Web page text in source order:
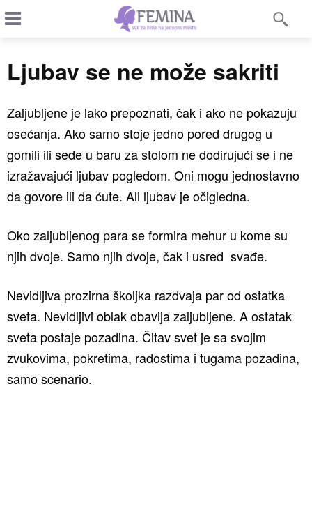
Ljubav se ne može sakriti
Zaljubljene je lako prepoznati, čak i ako ne pokazuju
osećanja. Ako samo stoje jedno pored drugog u
gomili ili sede u baru za stolom ne dodirujući se i ne
izražavajući ljubav pogledom. Oni mogu jednostavno
da govore ili da ćute. Ali ljubav je očigledna.
Oko zaljubljenog para se formira mehur u kome su
njih dvoje. Samo njih dvoje, čak i usred svađe.
Nevidljiva prozirna školjka razdvaja par od ostatka
sveta. Nevidljivi oblak obavija zaljubljene. A ostatak
sveta postaje pozadina. Čitav svet je sa svojim
zvukovima, pokretima, radostima i tugama pozadina,
samo scenario.